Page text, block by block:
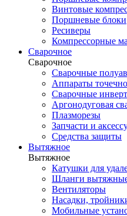
Винтовые
Поршневые блоки
Ресиверы
Компрессорные
Сварочное
Сварочное
Сварочные
Аппараты
Сварочные
Аргонодуговая
Плазморезы
Запчасти и
Средства защиты
Вытяжное
Вытяжное
Катушки для
Шланги
Вентиляторы
Насадки,
Мобильные